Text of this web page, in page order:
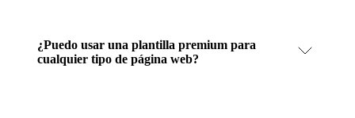
¿Puedo usar una plantilla premium para
cualquier tipo de página web?